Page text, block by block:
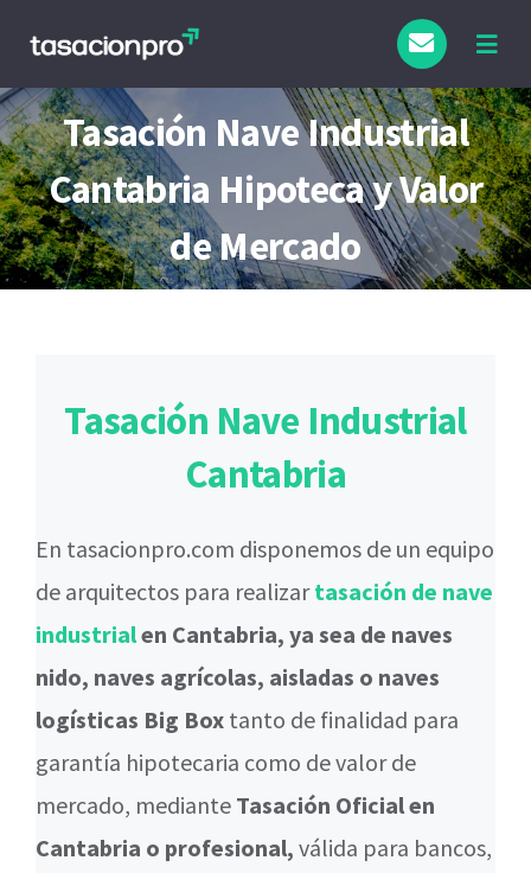
contenido
Tipo de Inmueble
Finalidad
Blog
Tasación Nave Industrial
Cantabria Hipoteca y Valor
de Mercado
Tasación Nave Industrial
Cantabria
En tasacionpro.com disponemos de un equipo
de arquitectos para realizartasación de nave
industrialen Cantabria, ya sea de naves
nido, naves agrícolas, aisladas o naves
logísticas Big Box tanto de finalidad para
garantía hipotecaria como de valor de
mercado, mediante Tasación Oficial en
Cantabria o profesional, válida para bancos,